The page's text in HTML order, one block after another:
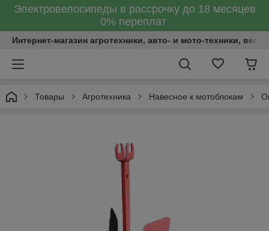
Электровелосипеды в рассрочку до 18 месяцев
0% переплат
Интернет-магазин агротехники, авто- и мото-техники,
Товары Агротехника Навесное к мотоблокам